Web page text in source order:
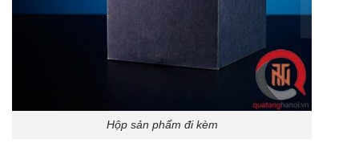
Hộp sản phẩm đi kèm